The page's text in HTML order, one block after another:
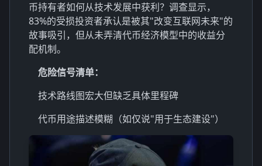
币持有者如何从技术发展中获利？调查显示，
83%的受损投资者承认是被其"改变互联网未来"的
故事吸引，但从未弄清代币经济模型中的收益分
配机制。
危险信号清单：
技术路线图宏大但缺乏具体里程碑
代币用途描述模糊（如仅说"用于生态建设"）